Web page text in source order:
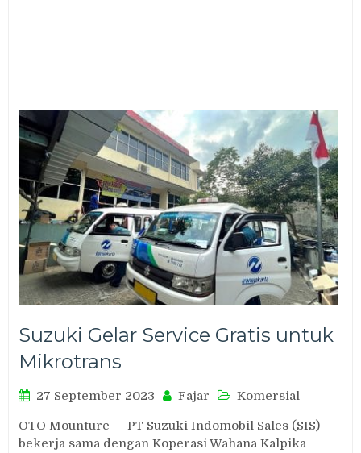
Suzuki Gelar Service Gratis untuk
Mikrotrans
27 September 2023 Fajar Komersial
OTO Mounture — PT Suzuki Indomobil Sales (SIS)
bekerja sama dengan Koperasi Wahana Kalpika